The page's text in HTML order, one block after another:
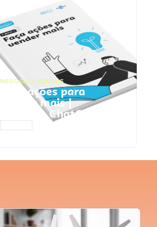
NEGÓCIOS, VENDAS
Faça ações para
vender mais |
Prompts ChatGPT